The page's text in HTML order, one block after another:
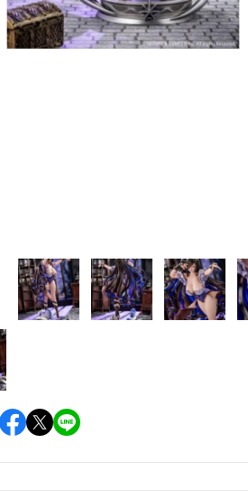
DISNEY
超級英雄
英雄
大魔神 真蓋特 系列
Rider
鬥士星矢
LBX 紙箱戰機
WAVE 其他工具類
WAVE 研磨工具
模型向上委員會
德國 MOLOTOW 工具
HIQPARTS 工具/材料
HOBBY BASE 工具/零件 系列